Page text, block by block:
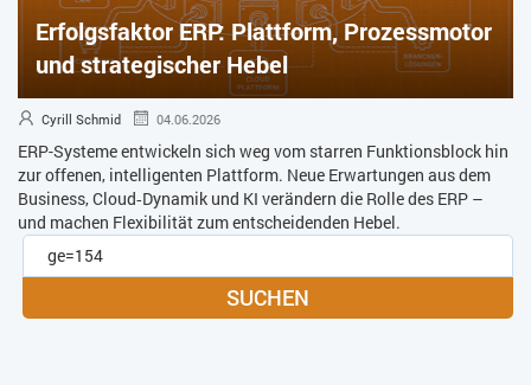
Erfolgsfaktor ERP: Plattform, Prozessmotor
und strategischer Hebel
Cyrill Schmid 04.06.2026
ERP-Systeme entwickeln sich weg vom starren Funktionsblock hin
zur offenen, intelligenten Plattform. Neue Erwartungen aus dem
Business, Cloud‑Dynamik und KI verändern die Rolle des ERP –
und machen Flexibilität zum entscheidenden Hebel.
SUCHEN